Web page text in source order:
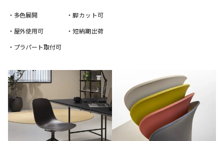
・多色展開
・屋外使用可
・プラパート取付可
・脚カット可
・短納期出荷